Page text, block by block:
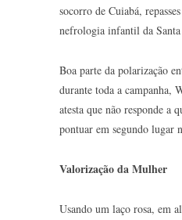
socorro de Cuiabá,
nefrologia infantil da Santa
Boa parte da polarização
durante toda a campanha,
atesta que não responde a
pontuar em segundo lugar
Valorização da Mulher
Usando um laço rosa, em